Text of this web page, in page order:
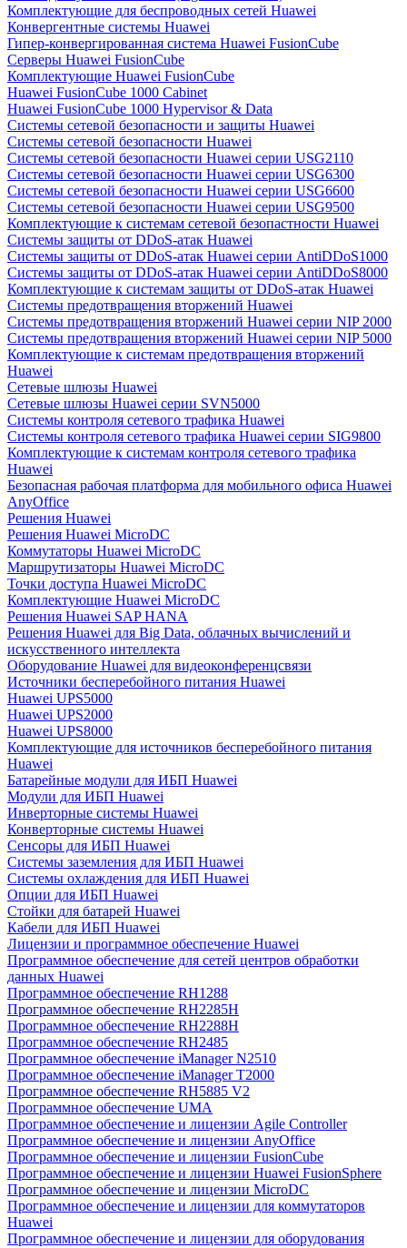
Комплектующие для беспроводных сетей Huawei
Конвергентные системы Huawei
Гипер-конвергированная система Huawei FusionCube
Серверы Huawei FusionCube
Комплектующие Huawei FusionCube
Huawei FusionCube 1000 Cabinet
Huawei FusionCube 1000 Hypervisor & Data
Системы сетевой безопасности и защиты Huawei
Системы сетевой безопасности Huawei
Системы сетевой безопасности Huawei серии USG2110
Системы сетевой безопасности Huawei серии USG6300
Системы сетевой безопасности Huawei серии USG6600
Системы сетевой безопасности Huawei серии USG9500
Комплектующие к системам сетевой безопастности Huawei
Системы защиты от DDoS-атак Huawei
Системы защиты от DDoS-атак Huawei серии AntiDDoS1000
Системы защиты от DDoS-атак Huawei серии AntiDDoS8000
Комплектующие к системам защиты от DDoS-атак Huawei
Системы предотвращения вторжений Huawei
Системы предотвращения вторжений Huawei серии NIP 2000
Системы предотвращения вторжений Huawei серии NIP 5000
Комплектующие к системам предотвращения вторжений
Huawei
Сетевые шлюзы Huawei
Сетевые шлюзы Huawei серии SVN5000
Системы контроля сетевого трафика Huawei
Системы контроля сетевого трафика Huawei серии SIG9800
Комплектующие к системам контроля сетевого трафика
Huawei
Безопасная рабочая платформа для мобильного офиса Huawei
AnyOffice
Решения Huawei
Решения Huawei MicroDC
Коммутаторы Huawei MicroDC
Маршрутизаторы Huawei MicroDC
Точки доступа Huawei MicroDC
Комплектующие Huawei MicroDC
Решения Huawei SAP HANA
Решения Huawei для Big Data, облачных вычислений и
искусственного интеллекта
Оборудование Huawei для видеоконференцсвязи
Источники бесперебойного питания Huawei
Huawei UPS5000
Huawei UPS2000
Huawei UPS8000
Комплектующие для источников бесперебойного питания
Huawei
Батарейные модули для ИБП Huawei
Модули для ИБП Huawei
Инверторные системы Huawei
Конверторные системы Huawei
Сенсоры для ИБП Huawei
Системы заземления для ИБП Huawei
Системы охлаждения для ИБП Huawei
Опции для ИБП Huawei
Стойки для батарей Huawei
Кабели для ИБП Huawei
Лицензии и программное обеспечение Huawei
Программное обеспечение для сетей центров обработки
данных Huawei
Программное обеспечение RH1288
Программное обеспечение RH2285H
Программное обеспечение RH2288H
Программное обеспечение RH2485
Программное обеспечение iManager N2510
Программное обеспечение iManager T2000
Программное обеспечение RH5885 V2
Программное обеспечение UMA
Программное обеспечение и лицензии Agile Controller
Программное обеспечение и лицензии AnyOffice
Программное обеспечение и лицензии FusionCube
Программное обеспечение и лицензии Huawei FusionSphere
Программное обеспечение и лицензии MicroDC
Программное обеспечение и лицензии для коммутаторов
Huawei
Программное обеспечение и лицензии для оборудования